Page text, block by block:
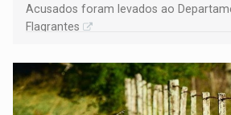
Acusados foram levados ao
Flagrantes